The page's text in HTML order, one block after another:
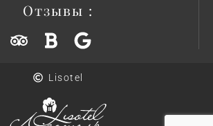
Отзывы :
Lisotel